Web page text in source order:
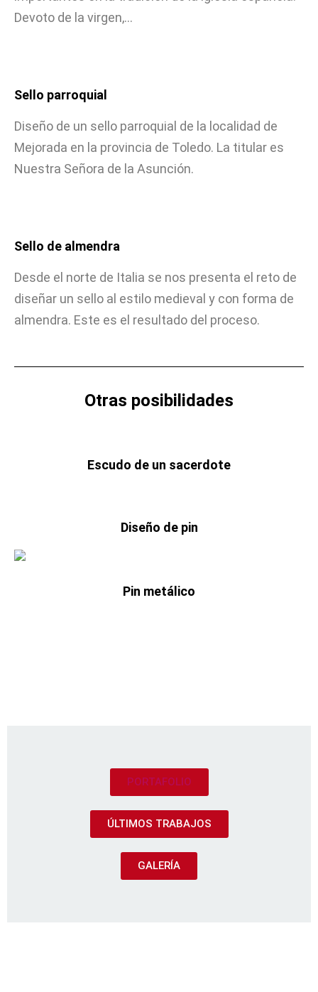
Devoto de la virgen,…
Sello parroquial
Diseño de un sello parroquial de la localidad de
Mejorada en la provincia de Toledo. La titular es
Nuestra Señora de la Asunción.
Sello de almendra
Desde el norte de Italia se nos presenta el reto de
diseñar un sello al estilo medieval y con forma de
almendra. Este es el resultado del proceso.
Otras posibilidades
Escudo de un sacerdote
Diseño de pin
Pin metálico
PORTAFOLIO
ÚLTIMOS TRABAJOS
GALERÍA